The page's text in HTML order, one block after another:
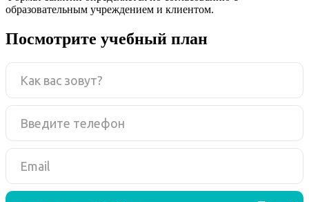
образовательным учреждением и клиентом.
Посмотрите учебный план